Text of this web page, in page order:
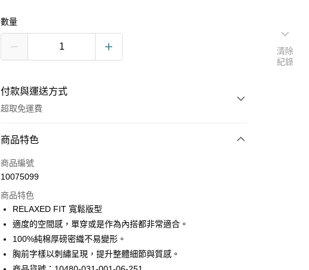
數量
付款與運送方式
超取免運費
付款方式
信用卡一次付款
Apple Pay
街口支付
悠遊付
商品特色
商品編號
10075099
商品特色
RELAXED FIT 寬鬆版型
適度的空間感，單穿或是作為內搭都非常適合。
100%純棉厚磅密織不易變形。
胸前字樣以刺繡呈現，提升整體細節與質感。
清除
紀錄